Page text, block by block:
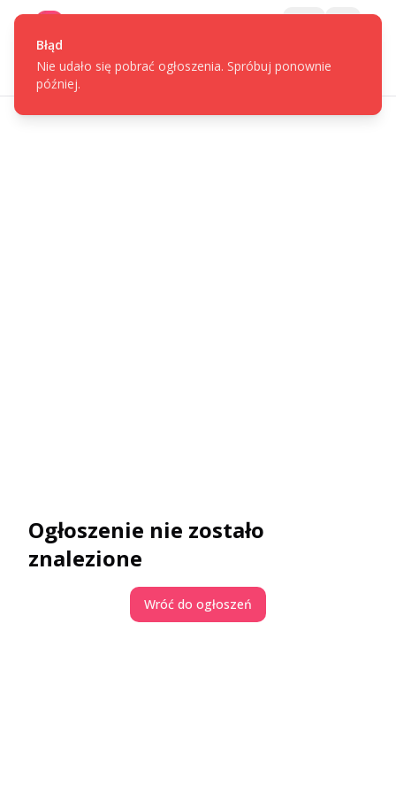
Ogłoszenie nie zostało
znalezione
Wróć do ogłoszeń
Błąd
Nie udało się pobrać ogłoszenia. Spróbuj ponownie
później.